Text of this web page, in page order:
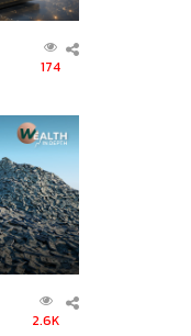
174
2.6K